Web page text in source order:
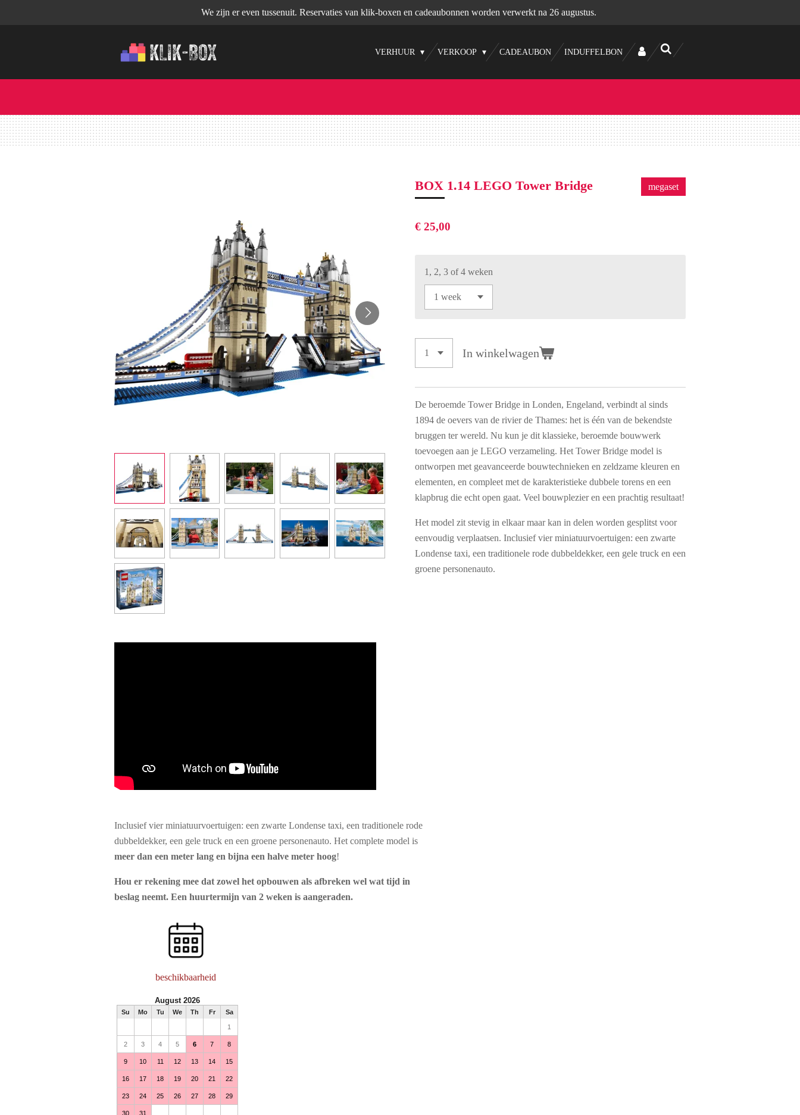
We zijn er even tussenuit. Reservaties van klik-boxen en cadeaubonnen worden verwerkt na 26 augustus.
VERHUUR VERKOOP CADEAUBON INDUFFELBON
BOX 1.14 LEGO Tower Bridge megaset
€ 25,00
1, 2, 3 of 4 weken
In winkelwagen
De beroemde Tower Bridge in Londen, Engeland, verbindt al sinds
1894 de oevers van de rivier de Thames: het is één van de bekendste
bruggen ter wereld. Nu kun je dit klassieke, beroemde bouwwerk
toevoegen aan je LEGO verzameling. Het Tower Bridge model is
ontworpen met geavanceerde bouwtechnieken en zeldzame kleuren en
elementen, en compleet met de karakteristieke dubbele torens en een
klapbrug die echt open gaat. Veel bouwplezier en een prachtig resultaat!
Het model zit stevig in elkaar maar kan in delen worden gesplitst voor
eenvoudig verplaatsen. Inclusief vier miniatuurvoertuigen: een zwarte
Londense taxi, een traditionele rode dubbeldekker, een gele truck en een
groene personenauto.
Inclusief vier miniatuurvoertuigen: een zwarte Londense taxi, een traditionele rode
dubbeldekker, een gele truck en een groene personenauto. Het complete model is
meer dan een meter lang en bijna een halve meter hoog!
Hou er rekening mee dat zowel het opbouwen als afbreken wel wat tijd in
beslag neemt. Een huurtermijn van 2 weken is aangeraden.
beschikbaarheid